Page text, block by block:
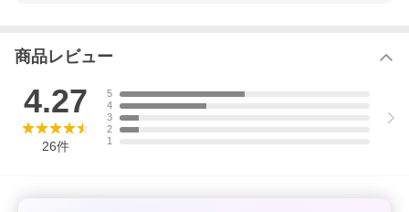
==========
■シリーズ商品
1342248901209：シアー小花柄刺繍ルーズパンツ
おすすめコーディネート
花柄の刺繍が大人かわいいワイドイージーパンツ。
春はゆるニットやシャツと、夏はビッグシルエットTとずるずるに
商品レビュー
4.27
26件
5
4
3
2
1